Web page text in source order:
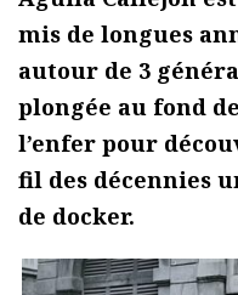
mis de longues
autour de 3
plongée au fond
l’enfer pour
fil des décennies
de docker.